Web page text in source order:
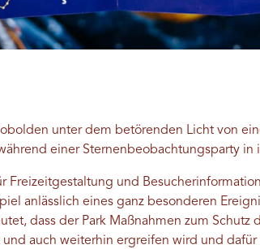
unter dem betörenden Licht von
einer Sternenbeobachtungsparty in
Freizeitgestaltung und
anlässlich eines ganz besonderen
dass der Park Maßnahmen zum
auch weiterhin ergreifen wird und